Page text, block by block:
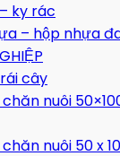
ky rác
– hộp nhựa
cây
nuôi
nuôi 50 x